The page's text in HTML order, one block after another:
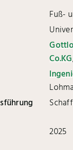
Fuß-
Co.KG
2025